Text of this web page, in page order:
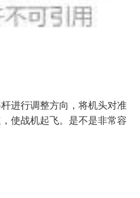
进行调整方向，将机头对准
使战机起飞。是不是非常容